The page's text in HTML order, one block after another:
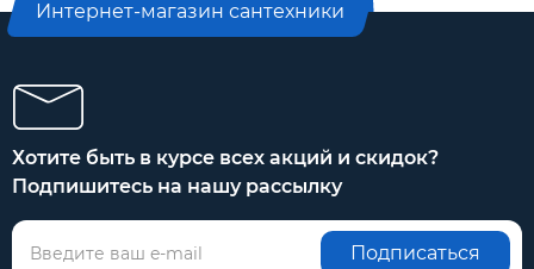
Интернет-магазин сантехники
Хотите быть в курсе всех акций и скидок?
Подпишитесь на нашу рассылку
Подписаться